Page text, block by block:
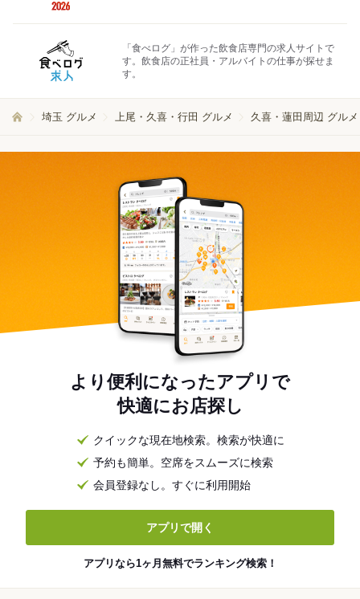
「食べログ」が作った飲食店専門の求人サイトで
す。飲食店の正社員・アルバイトの仕事が探せま
す。
埼玉 グルメ 上尾・久喜・行田 グルメ 久喜・蓮田周辺 グルメ
より便利になったアプリで
快適にお店探し
クイックな現在地検索。検索が快適に
予約も簡単。空席をスムーズに検索
会員登録なし。すぐに利用開始
アプリで開く
アプリなら1ヶ月無料でランキング検索！